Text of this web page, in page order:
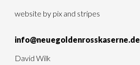
website by pix and stripes
info@neuegoldenrosskaserne.de
David Wilk